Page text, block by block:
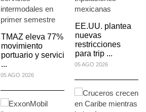
TMAZ eleva 77%
movimiento
portuario y servici
...
05 AGO 2026
EE.UU. plantea
nuevas
restricciones
para trip ...
05 AGO 2026